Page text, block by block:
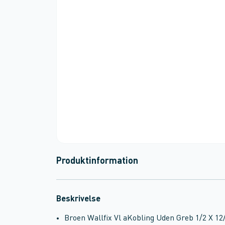
Produktinformation
Beskrivelse
Broen Wallfix Vl aKobling Uden Greb 1/2 X